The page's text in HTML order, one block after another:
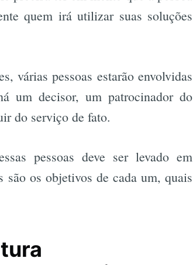
quem irá utilizar suas soluções
várias pessoas estarão envolvidas
um decisor, um patrocinador do
do serviço de fato.
pessoas deve ser levado em
são os objetivos de cada um, quais